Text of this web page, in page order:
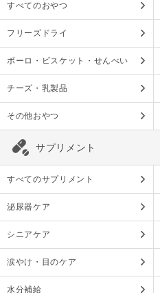
すべてのおやつ
フリーズドライ
ボーロ・ビスケット・せんべい
チーズ・乳製品
その他おやつ
サプリメント
すべてのサプリメント
泌尿器ケア
シニアケア
涙やけ・目のケア
水分補給